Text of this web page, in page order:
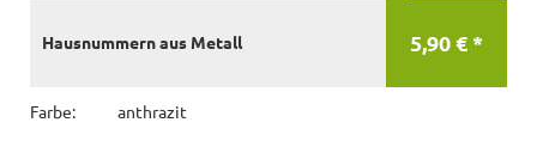
5,90 € *
Hausnummern aus Metall
Farbe: anthrazit